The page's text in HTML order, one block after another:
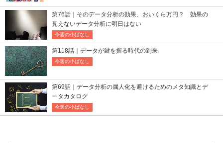
第76話｜そのデータ分析の効果、おいくら万円？ 効果の
見えないデータ分析に明日はない
今週の小ばなし
第118話｜データが鍵を握る時代の到来
今週の小ばなし
第69話｜データ分析の属人化を避けるためのメタ知識とデ
ータカタログ
今週の小ばなし